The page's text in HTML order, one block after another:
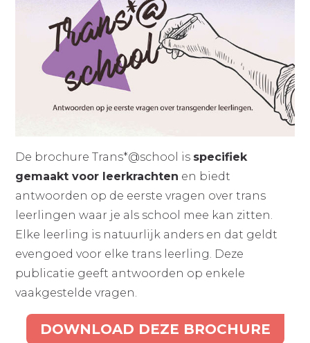
De brochure Trans*@school is specifiek
gemaakt voor leerkrachten en biedt
antwoorden op de eerste vragen over trans
leerlingen waar je als school mee kan zitten.
Elke leerling is natuurlijk anders en dat geldt
evengoed voor elke trans leerling. Deze
publicatie geeft antwoorden op enkele
vaakgestelde vragen.
DOWNLOAD DEZE BROCHURE